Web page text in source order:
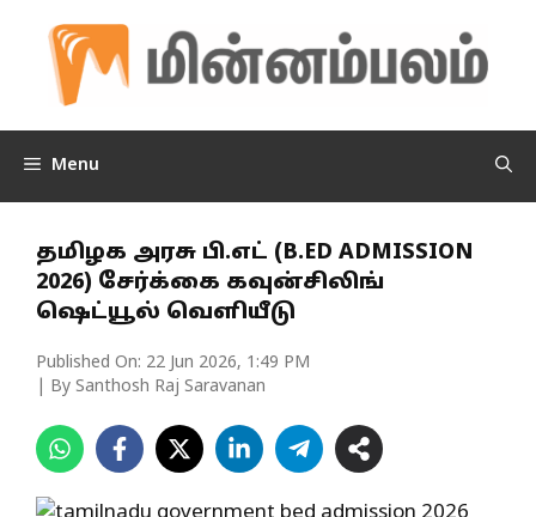
content
Menu
தமிழக அரசு பி.எட் (B.ED ADMISSION
2026) சேர்க்கை கவுன்சிலிங்
ஷெட்யூல் வெளியீடு
Published On: 22 Jun 2026, 1:49 PM
| By Santhosh Raj Saravanan